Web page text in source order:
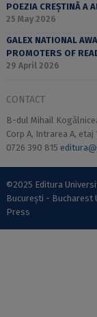
POEZIA CREȘTINĂ A
25 May 2026
GALEX NATIONAL
PROMOTERS OF
29 April 2026
CONTACT
B-dul Mihail
Corp A, Intrarea A,
0726 390 815
©2025 Editura
București - Bucharest
Press